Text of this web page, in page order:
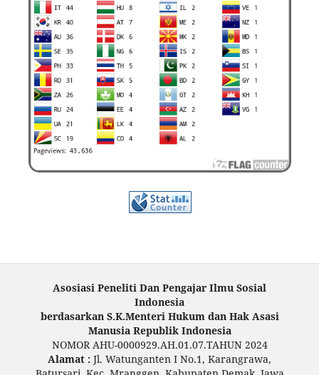
Asosiasi Peneliti Dan Pengajar Ilmu Sosial
Indonesia
berdasarkan S.K.Menteri Hukum dan Hak Asasi
Manusia Republik Indonesia
NOMOR AHU-0000929.AH.01.07.TAHUN 2024
Alamat : Jl. Watunganten I No.1, Karangrawa,